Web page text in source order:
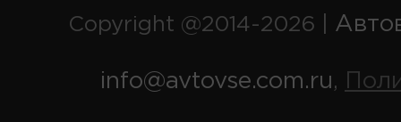
Copyright @2014-2026 |
info@avtovse.com.ru,